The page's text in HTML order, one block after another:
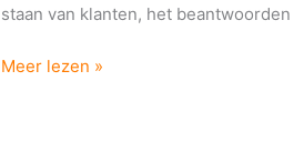
staan van klanten, het
Meer lezen »